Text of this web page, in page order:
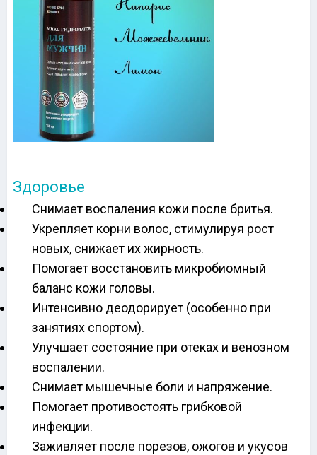
Здоровье
Снимает воспаления кожи после бритья.
Укрепляет корни волос, стимулируя рост
новых, снижает их жирность.
Помогает восстановить микробиомный
баланс кожи головы.
Интенсивно деодорирует (особенно при
занятиях спортом).
Улучшает состояние при отеках и венозном
воспалении.
Снимает мышечные боли и напряжение.
Помогает противостоять грибковой
инфекции.
Заживляет после порезов, ожогов и укусов